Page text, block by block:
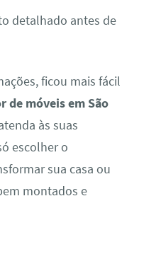
detalhado antes de
ficou mais fácil
de móveis em São
às suas
escolher o
sua casa ou
montados e